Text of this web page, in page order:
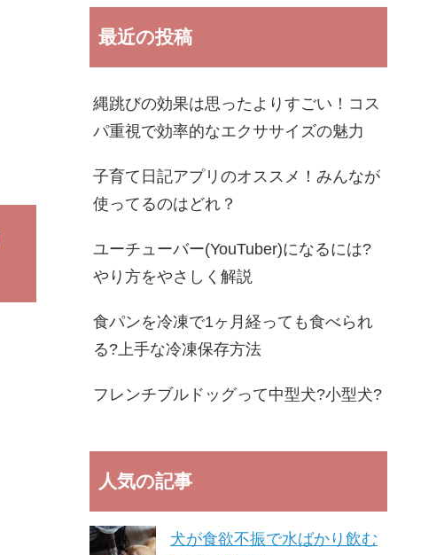
最近の投稿
縄跳びの効果は思ったよりすごい！コス
パ重視で効率的なエクササイズの魅力
子育て日記アプリのオススメ！みんなが
使ってるのはどれ？
ユーチューバー(YouTuber)になるには?
やり方をやさしく解説
食パンを冷凍で1ヶ月経っても食べられ
る?上手な冷凍保存方法
フレンチブルドッグって中型犬?小型犬?
人気の記事
犬が食欲不振で水ばかり飲む